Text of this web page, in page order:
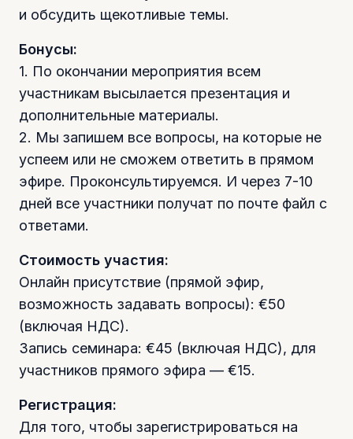
и обсудить щекотливые темы.
Бонусы:
1. По окончании мероприятия всем
участникам высылается презентация и
дополнительные материалы.
2. Мы запишем все вопросы, на которые не
успеем или не сможем ответить в прямом
эфире. Проконсультируемся. И через 7-10
дней все участники получат по почте файл с
ответами.
Стоимость участия:
Онлайн присутствие (прямой эфир,
возможность задавать вопросы): €50
(включая НДС).
Запись семинара: €45 (включая НДС), для
участников прямого эфира — €15.
Регистрация:
Для того, чтобы зарегистрироваться на